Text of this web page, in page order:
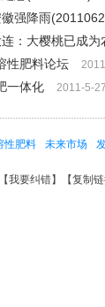
强降雨
：大樱桃已成
性肥料论坛
一体化 2011-5-27
性肥料 未来市场
我要纠错】【复制